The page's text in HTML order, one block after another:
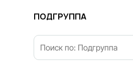
ПОДГРУППА